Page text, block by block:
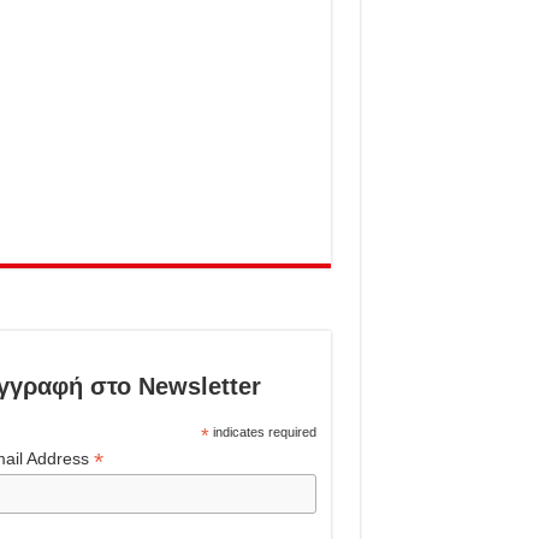
στο Newsletter
*indicates required
Address *